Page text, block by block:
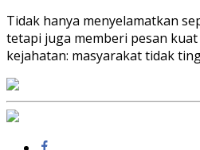
Tidak hanya menyelamatkan
tetapi juga memberi pesan
kejahatan: masyarakat tidak